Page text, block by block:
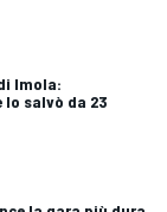
Imola:
lo salvò da 23